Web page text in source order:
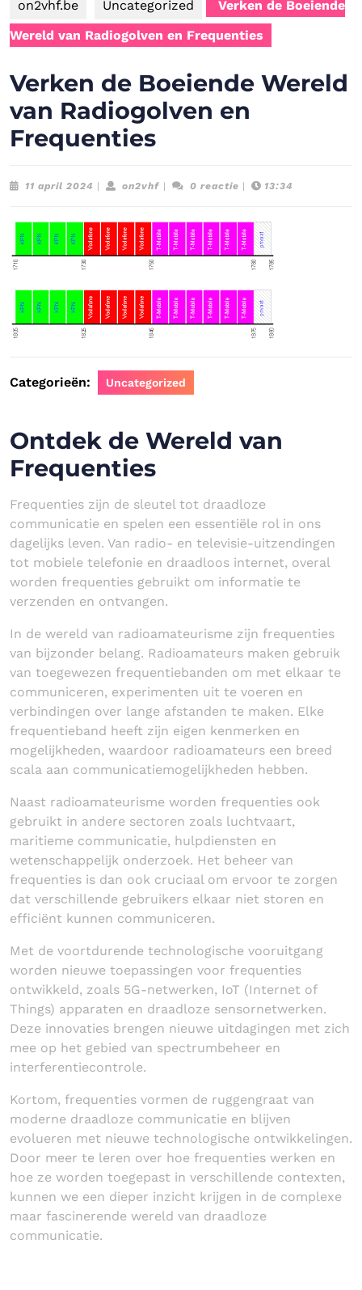
on2vhf.be Uncategorized
Verken de Boeiende
Wereld van Radiogolven en Frequenties
Verken de Boeiende Wereld
van Radiogolven en
Frequenties
11 april 2024 11
on2vhfon2vhf0 reactie 13:34
Categorieën: Uncategorized
Ontdek de Wereld van
Frequenties
Frequenties zijn de sleutel tot draadloze
communicatie en spelen een essentiële rol in ons
dagelijks leven. Van radio- en televisie-uitzendingen
tot mobiele telefonie en draadloos internet, overal
worden frequenties gebruikt om informatie te
verzenden en ontvangen.
In de wereld van radioamateurisme zijn frequenties
van bijzonder belang. Radioamateurs maken gebruik
van toegewezen frequentiebanden om met elkaar te
communiceren, experimenten uit te voeren en
verbindingen over lange afstanden te maken. Elke
frequentieband heeft zijn eigen kenmerken en
mogelijkheden, waardoor radioamateurs een breed
scala aan communicatiemogelijkheden hebben.
Naast radioamateurisme worden frequenties ook
gebruikt in andere sectoren zoals luchtvaart,
maritieme communicatie, hulpdiensten en
wetenschappelijk onderzoek. Het beheer van
frequenties is dan ook cruciaal om ervoor te zorgen
dat verschillende gebruikers elkaar niet storen en
efficiënt kunnen communiceren.
Met de voortdurende technologische vooruitgang
worden nieuwe toepassingen voor frequenties
ontwikkeld, zoals 5G-netwerken, IoT (Internet of
Things) apparaten en draadloze sensornetwerken.
Deze innovaties brengen nieuwe uitdagingen met zich
mee op het gebied van spectrumbeheer en
interferentiecontrole.
Kortom, frequenties vormen de ruggengraat van
moderne draadloze communicatie en blijven
evolueren met nieuwe technologische ontwikkelingen.
Door meer te leren over hoe frequenties werken en
hoe ze worden toegepast in verschillende contexten,
kunnen we een dieper inzicht krijgen in de complexe
maar fascinerende wereld van draadloze
communicatie.